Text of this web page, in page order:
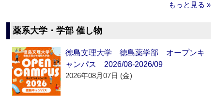
もっと見る »
薬系大学・学部 催し物
徳島文理大学 徳島薬学部 オープンキ
ャンパス 2026/08-2026/09
2026年08月07日 (金)